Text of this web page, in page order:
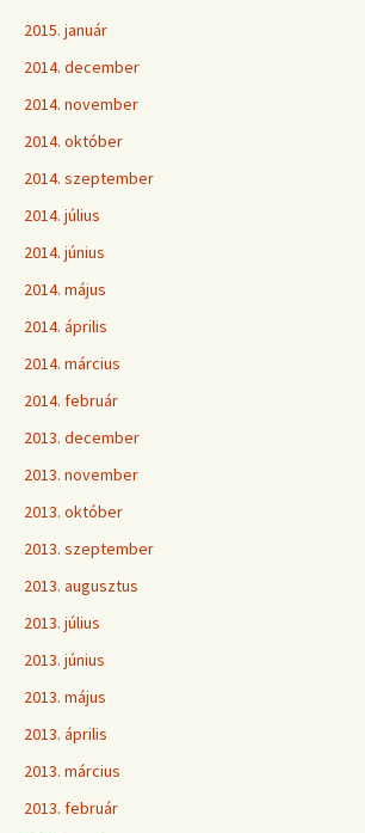
2015. január
2014. december
2014. november
2014. október
2014. szeptember
2014. július
2014. június
2014. május
2014. április
2014. március
2014. február
2013. december
2013. november
2013. október
2013. szeptember
2013. augusztus
2013. július
2013. június
2013. május
2013. április
2013. március
2013. február